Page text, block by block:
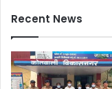
Recent News